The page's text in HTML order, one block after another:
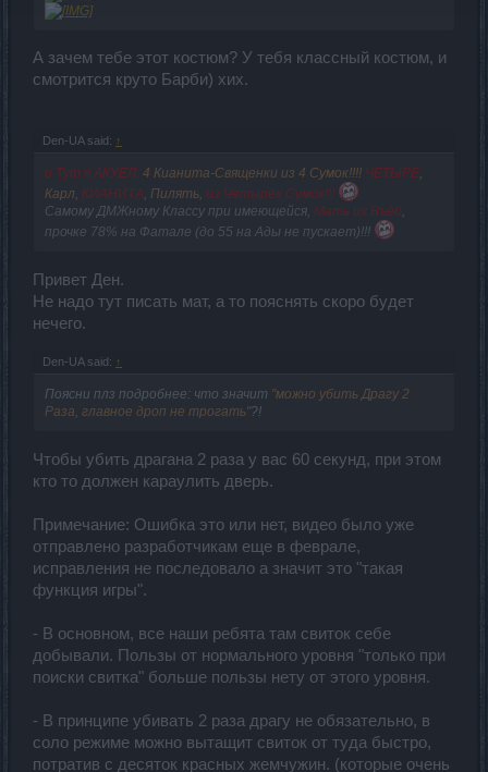
А зачем тебе этот костюм? У тебя классный костюм, и
смотрится круто Барби) хих.
Den-UA said: ↑
и Тут я АКУЕЛ: 4 Кианита-Священки из 4 Сумок!!!! ЧЕТЫРЕ,
Карл, КИАНИТА, Пилять, из Четырёх Сумок!!!
Самому ДМЖному Классу при имеющейся, Мать их Въёб,
прочке 78% на Фатале (до 55 на Ады не пускает)!!!
Привет Ден.
Не надо тут писать мат, а то пояснять скоро будет
нечего.
Den-UA said: ↑
Поясни плз подробнее: что значит "можно убить Драгу 2
Раза, главное дроп не трогать"?!
Чтобы убить драгана 2 раза у вас 60 секунд, при этом
кто то должен караулить дверь.
Примечание: Ошибка это или нет, видео было уже
отправлено разработчикам еще в феврале,
исправления не последовало а значит это "такая
функция игры".
- В основном, все наши ребята там свиток себе
добывали. Пользы от нормального уровня "только при
поиски свитка" больше пользы нету от этого уровня.
- В принципе убивать 2 раза драгу не обязательно, в
соло режиме можно вытащит свиток от туда быстро,
потратив с десяток красных жемчужин. (которые очень